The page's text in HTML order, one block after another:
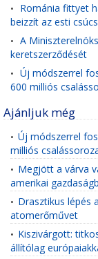
• Románia fittyet
beizzít az esti
• A
keretszerződését
• Új módszerrel
600 milliós
Ajánljuk még
• Új módszerrel
milliós
• Megjött a várva
amerikai
• Drasztikus lépés
atomerőművet
• Kiszivárgott:
állítólag